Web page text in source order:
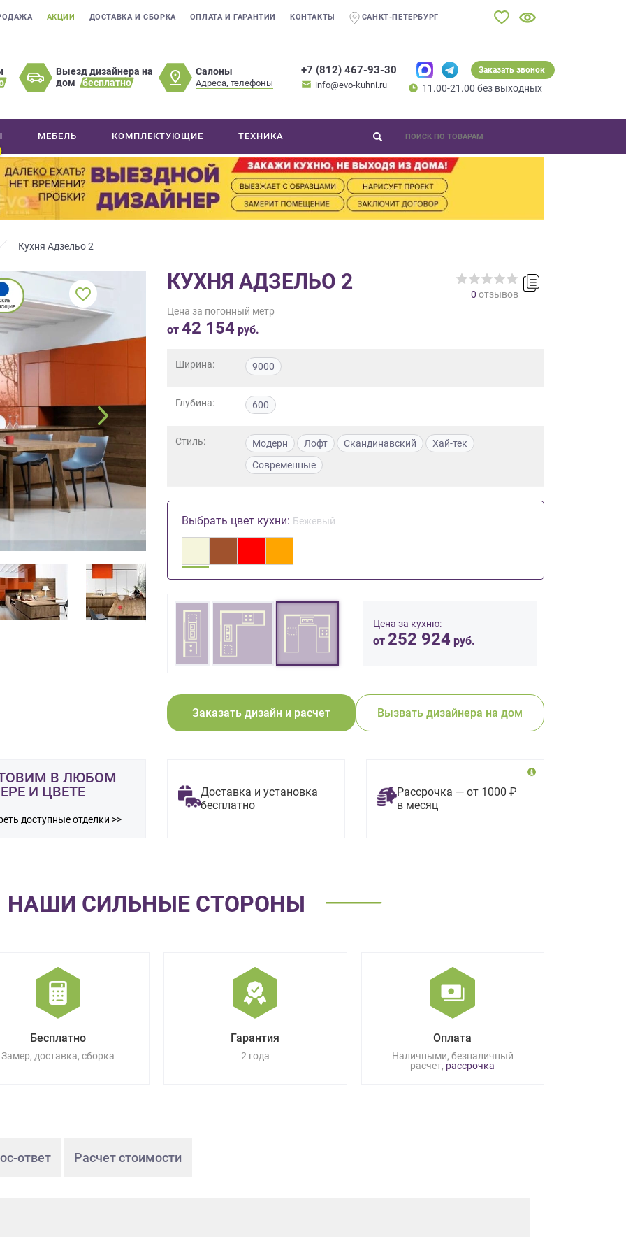
АКЦИИ ДОСТАВКА И СБОРКА ОПЛАТА И ГАРАНТИИ КОНТАКТЫ САНКТ-ПЕТЕРБУРГ
Выезд дизайнера на
дом
бесплатно
Салоны
Адреса, телефоны
+7 (812) 467-93-30
info@evo-kuhni.ru
Заказать звонок
11.00-21.00 без выходных
МЕБЕЛЬ КОМПЛЕКТУЮЩИЕ ТЕХНИКА
Кухня Адзельо 2
КУХНЯ АДЗЕЛЬО 2
0 отзывов
Цена за погонный метр
от 42 154 руб.
Ширина: 9000
Глубина: 600
Стиль: Модерн Лофт Скандинавский
Хай-тек
Современные
Выбрать цвет кухни: Бежевый
Цена за кухню:
от 252 924 руб.
Заказать дизайн и расчет Вызвать дизайнера на дом
В ЛЮБОМ
И ЦВЕТЕ
доступные отделки >>
Доставка и установка
бесплатно
Рассрочка — от 1000 ₽
в месяц
НАШИ СИЛЬНЫЕ СТОРОНЫ
Бесплатно
Замер, доставка, сборка
Гарантия
2 года
Оплата
Наличными, безналичный
расчет, рассрочка
ответ Расчет стоимости